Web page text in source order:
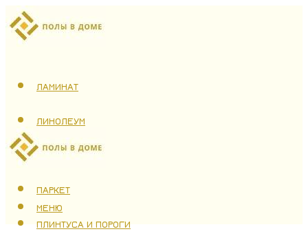
ЛАМИНАТ
ЛИНОЛЕУМ
ТЕПЛЫЙ ПОЛ
ПАРКЕТ
ПЛИНТУСА И ПОРОГИ
МЕНЮ